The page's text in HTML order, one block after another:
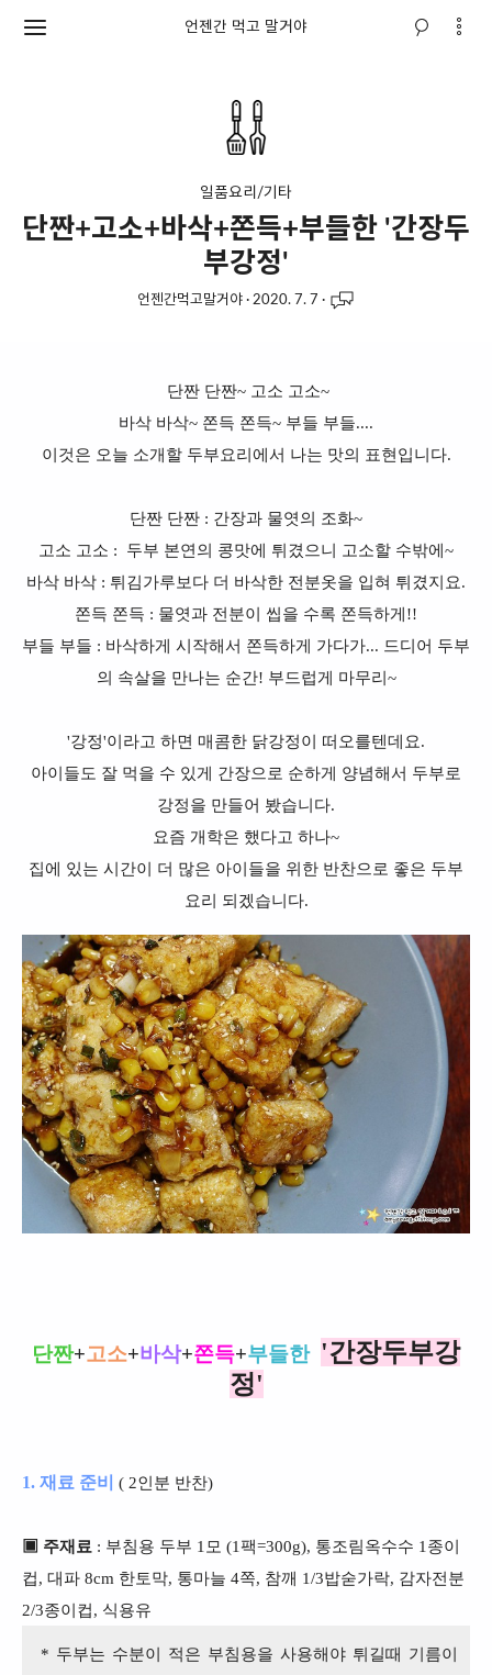
언젠간 먹고 말거야
일품요리/기타
단짠+고소+바삭+쫀득+부들한 '간장두
부강정'
언젠간먹고말거야· 2020. 7. 7 ·
단짠 단짠~ 고소 고소~
바삭 바삭~ 쫀득 쫀득~ 부들 부들....
이것은 오늘 소개할 두부요리에서 나는 맛의 표현입니다.
단짠 단짠 : 간장과 물엿의 조화~
고소 고소 : 두부 본연의 콩맛에 튀겼으니 고소할 수밖에~
바삭 바삭 : 튀김가루보다 더 바삭한 전분옷을 입혀 튀겼지요.
쫀득 쫀득 : 물엿과 전분이 씹을 수록 쫀득하게!!
부들 부들 : 바삭하게 시작해서 쫀득하게 가다가... 드디어 두부
의 속살을 만나는 순간! 부드럽게 마무리~
'강정'이라고 하면 매콤한 닭강정이 떠오를텐데요.
아이들도 잘 먹을 수 있게 간장으로 순하게 양념해서 두부로
강정을 만들어 봤습니다.
요즘 개학은 했다고 하나~
집에 있는 시간이 더 많은 아이들을 위한 반찬으로 좋은 두부
요리 되겠습니다.
단짠+고소+바삭+쫀득+부들한 '간장두부강
정'
1. 재료 준비 ( 2인분 반찬)
▣ 주재료 : 부침용 두부 1모 (1팩=300g), 통조림옥수수 1종이
컵, 대파 8cm 한토막, 통마늘 4쪽, 참깨 1/3밥숟가락, 감자전분
2/3종이컵, 식용유
* 두부는 수분이 적은 부침용을 사용해야 튀길때 기름이